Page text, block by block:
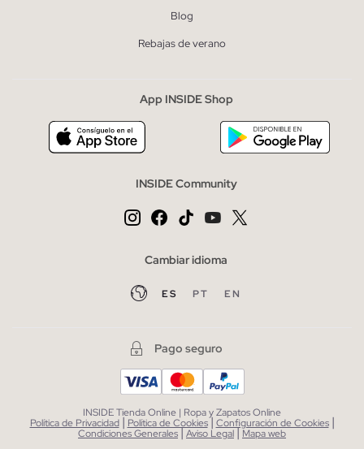
Blog
Rebajas de verano
App INSIDE Shop
INSIDE Community
Cambiar idioma
ES PT EN
Pago seguro
INSIDE Tienda Online | Ropa y Zapatos Online
Política de Privacidad | Política de Cookies| Configuración de Cookies |
Condiciones Generales|Aviso Legal| Mapa web